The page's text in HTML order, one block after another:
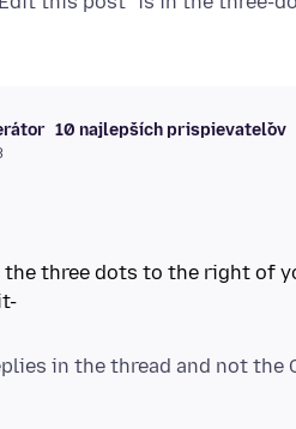
10 najlepších prispievateľov
the three dots to the right of